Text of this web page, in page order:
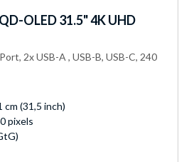
OLED 31.5" 4K UHD
2x USB-A , USB-B, USB-C, 240
(31,5 inch)
pixels